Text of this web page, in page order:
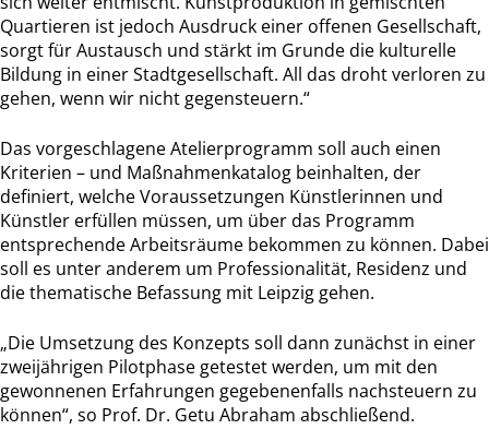
Quartieren ist jedoch Ausdruck einer offenen Gesellschaft,
sorgt für Austausch und stärkt im Grunde die kulturelle
Bildung in einer Stadtgesellschaft. All das droht verloren zu
gehen, wenn wir nicht gegensteuern.“
Das vorgeschlagene Atelierprogramm soll auch einen
Kriterien – und Maßnahmenkatalog beinhalten, der
definiert, welche Voraussetzungen Künstlerinnen und
Künstler erfüllen müssen, um über das Programm
entsprechende Arbeitsräume bekommen zu können. Dabei
soll es unter anderem um Professionalität, Residenz und
die thematische Befassung mit Leipzig gehen.
„Die Umsetzung des Konzepts soll dann zunächst in einer
zweijährigen Pilotphase getestet werden, um mit den
gewonnenen Erfahrungen gegebenenfalls nachsteuern zu
können“, so Prof. Dr. Getu Abraham abschließend.